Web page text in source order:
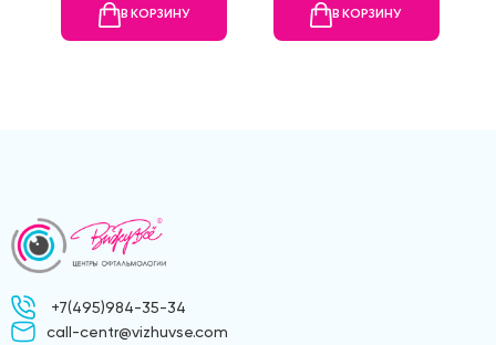
В КОРЗИНУ В КОРЗИНУ
+7(495)984-35-34
call-centr@vizhuvse.com